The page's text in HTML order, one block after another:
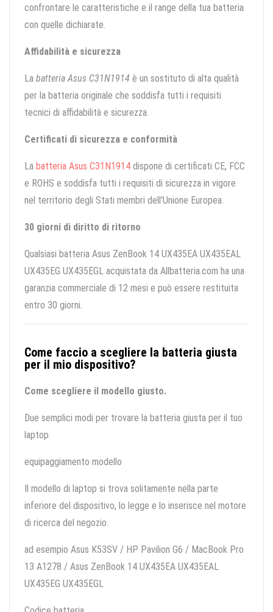
confrontare le caratteristiche e il range della tua batteria
con quelle dichiarate.
Affidabilità e sicurezza
La batteria Asus C31N1914 è un sostituto di alta qualità
per la batteria originale che soddisfa tutti i requisiti
tecnici di affidabilità e sicurezza.
Certificati di sicurezza e conformità
La batteria Asus C31N1914 dispone di certificati CE, FCC
e ROHS e soddisfa tutti i requisiti di sicurezza in vigore
nel territorio degli Stati membri dell'Unione Europea.
30 giorni di diritto di ritorno
Qualsiasi batteria Asus ZenBook 14 UX435EA UX435EAL
UX435EG UX435EGL acquistata da Allbatteria.com ha una
garanzia commerciale di 12 mesi e può essere restituita
entro 30 giorni.
Come faccio a scegliere la batteria giusta
per il mio dispositivo?
Come scegliere il modello giusto.
Due semplici modi per trovare la batteria giusta per il tuo
laptop.
equipaggiamento modello
Il modello di laptop si trova solitamente nella parte
inferiore del dispositivo, lo legge e lo inserisce nel motore
di ricerca del negozio.
ad esempio Asus K53SV / HP Pavilion G6 / MacBook Pro
13 A1278 / Asus ZenBook 14 UX435EA UX435EAL
UX435EG UX435EGL